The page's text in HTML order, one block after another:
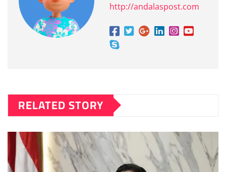
http://andalaspost.com
RELATED STORY